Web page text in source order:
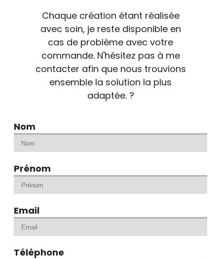
Chaque création étant réalisée
avec soin, je reste disponible en
cas de problème avec votre
commande. N'hésitez pas à me
contacter afin que nous trouvions
ensemble la solution la plus
adaptée. ?
Nom
Prénom
Email
Téléphone